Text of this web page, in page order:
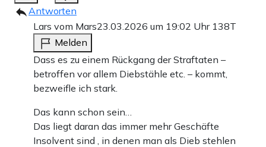
Antworten
Lars vom Mars23.03.2026 um 19:02 Uhr 138T
Melden
Dass es zu einem Rückgang der Straftaten –
betroffen vor allem Diebstähle etc. – kommt,
bezweifle ich stark.
Das kann schon sein…
Das liegt daran das immer mehr Geschäfte
Insolvent sind , in denen man als Dieb stehlen